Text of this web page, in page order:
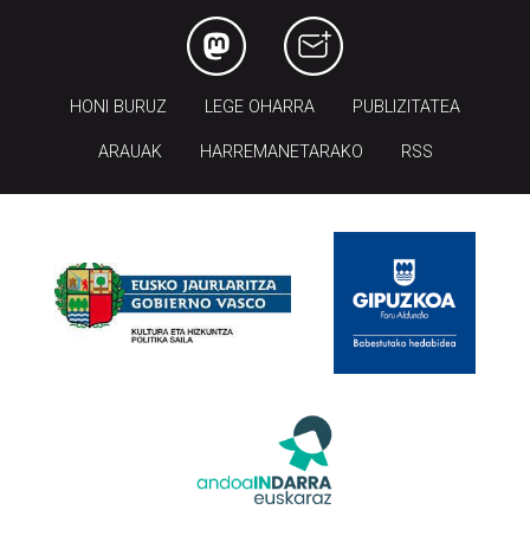
HONI BURUZ LEGE OHARRA PUBLIZITATEA
ARAUAK HARREMANETARAKO RSS